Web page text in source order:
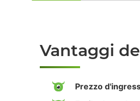
Vantaggi
Prezzo